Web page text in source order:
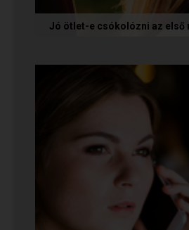
Jó ötlet-e csókolózni az első
az azt jelenti, hogy nem...